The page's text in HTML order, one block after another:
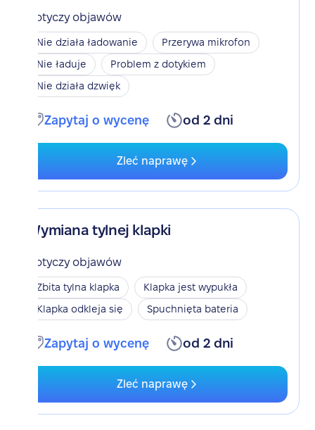
Dotyczy objawów
Nie działa ładowanie
Przerywa mikrofon
Nie ładuje
Problem z dotykiem
Nie działa dzwięk
Zapytaj o wycenę od 2 dni
Zleć naprawę
Wymiana tylnej klapki
Dotyczy objawów
Zbita tylna klapka
Klapka jest wypukła
Klapka odkleja się
Spuchnięta bateria
Zapytaj o wycenę od 2 dni
Zleć naprawę